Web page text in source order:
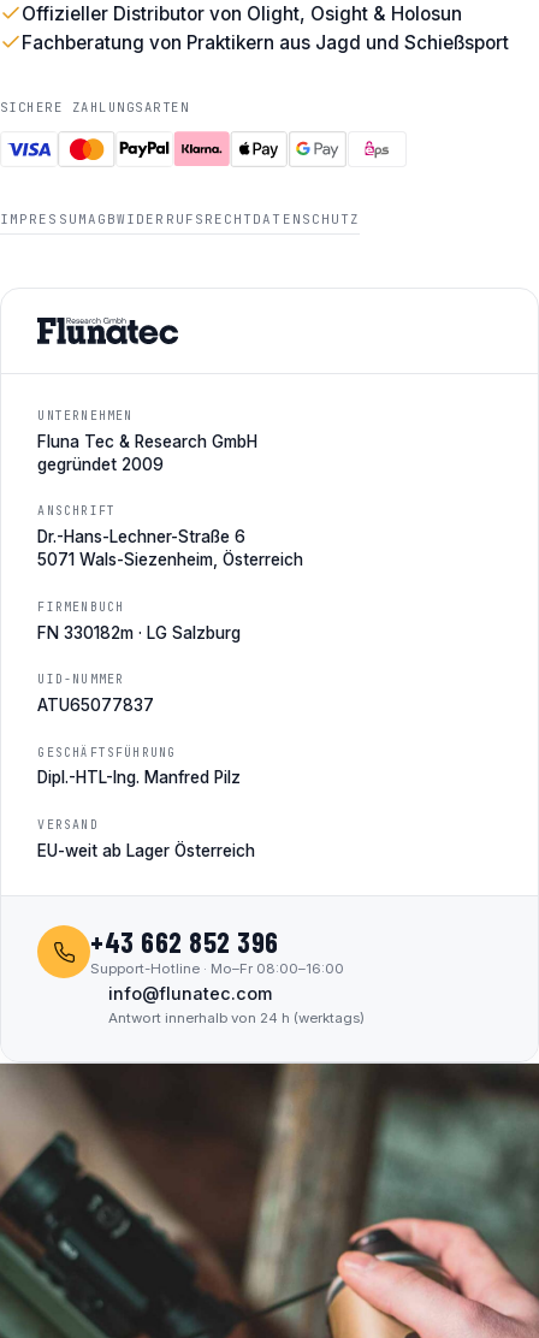
Offizieller Distributor von Olight, Osight & Holosun
Fachberatung von Praktikern aus Jagd und Schießsport
SICHERE ZAHLUNGSARTEN
IMPRESSUM AGBWIDERRUFSRECHT DATENSCHUTZ
UNTERNEHMEN
Fluna Tec & Research GmbH
gegründet 2009
ANSCHRIFT
Dr.-Hans-Lechner-Straße 6
5071 Wals-Siezenheim, Österreich
FIRMENBUCH
FN 330182m · LG Salzburg
UID-NUMMER
ATU65077837
GESCHÄFTSFÜHRUNG
Dipl.-HTL-Ing. Manfred Pilz
VERSAND
EU-weit ab Lager Österreich
+43 662 852 396
Support-Hotline · Mo–Fr 08:00–16:00
info@flunatec.com
Antwort innerhalb von 24 h (werktags)